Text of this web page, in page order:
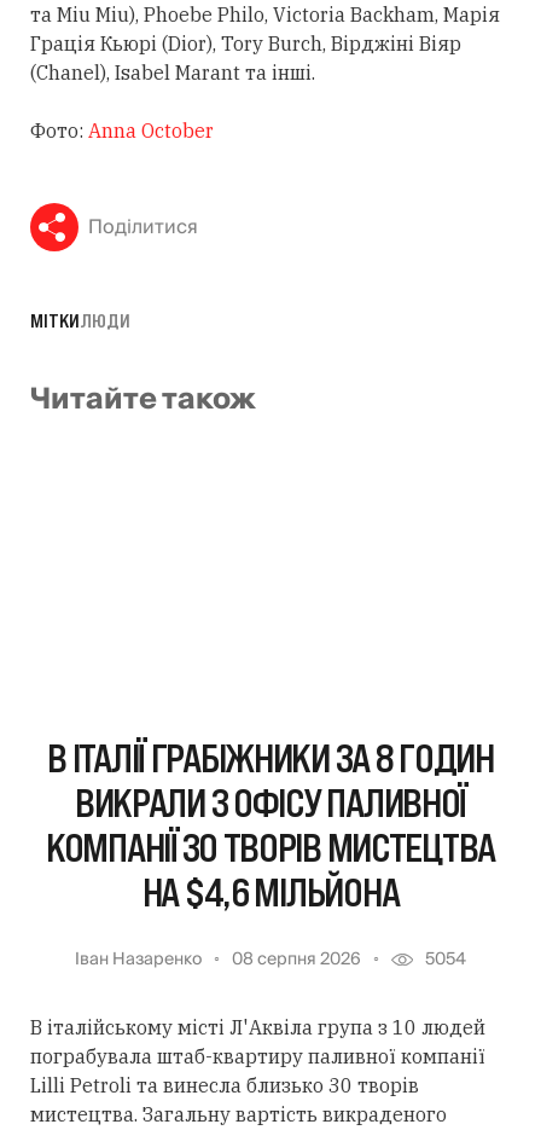
та Miu Miu), Phoebe Philo, Victoria Backham, Марія
Грація Кьюрі (Dior), Tory Burch, Вірджіні Віяр
(Chanel), Isabel Marant та інші.
Фото: Anna October
Поділитися
МІТКИЛЮДИ
Читайте також
В ІТАЛІЇ ГРАБІЖНИКИ ЗА 8 ГОДИН
ВИКРАЛИ З ОФІСУ ПАЛИВНОЇ
КОМПАНІЇ 30 ТВОРІВ МИСТЕЦТВА
НА $4,6 МІЛЬЙОНА
Іван Назаренко 08 серпня 2026 5054
В італійському місті Л'Аквіла група з 10 людей
пограбувала штаб-квартиру паливної компанії
Lilli Petroli та винесла близько 30 творів
мистецтва. Загальну вартість викраденого